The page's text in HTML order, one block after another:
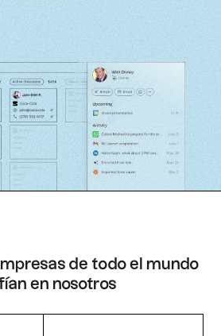
de todo el mundo
en nosotros